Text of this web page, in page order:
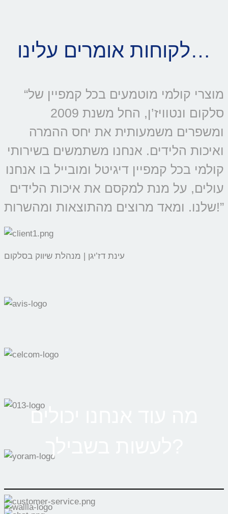
לקוחות אומרים עלינו…
“מוצרי קולמי מוטמעים בכל קמפיין של
סלקום ונטוויז’ן, החל משנת 2009
ומשפרים משמעותית את יחס ההמרה
ואיכות הלידים. אנחנו משתמשים בשירותי
קולמי בכל קמפיין דיגיטל ומובייל בו אנחנו
עולים, על מנת למקסם את איכות הלידים
שלנו. ומאד מרוצים מהתוצאות ומהשרות!”
עינת דז’יגן | מנהלת שיווק בסלקום
מה עוד אנחנו יכולים